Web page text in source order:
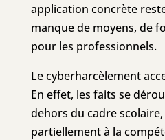
application concrète
manque de moyens, de
pour les professionnels.
Le cyberharcèlement
En effet, les faits se
dehors du cadre
partiellement à la